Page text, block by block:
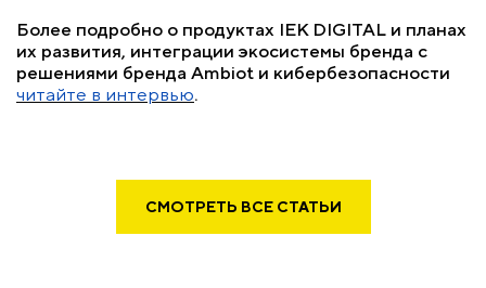
Более подробно о продуктах IEK DIGITAL и планах
их развития, интеграции экосистемы бренда с
решениями бренда Ambiot и кибербезопасности
читайте в интервью.
СМОТРЕТЬ ВСЕ СТАТЬИ